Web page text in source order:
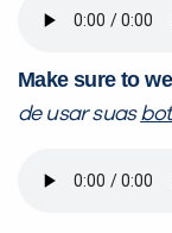
Make sure to
de usar suas